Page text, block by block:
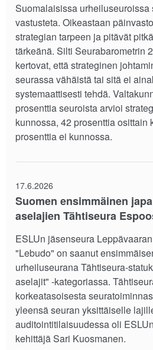
Suomalaisissa urheiluseuroissa
vastusteta. Oikeastaan
strategian tarpeen ja pitävät
tärkeänä. Silti Seurabarometrin
kertovat, että strateginen
seurassa vähäistä tai sitä ei
systemaattisesti tehdä.
prosenttia seuroista arvioi
kunnossa, 42 prosenttia osittain
prosenttia ei kunnossa.
17.6.2026
Suomen ensimmäinen
aselajien Tähtiseura
ESLUn jäsenseura
"Lebudo" on saanut
urheiluseurana Tähtiseura-
aselajit" -kategoriassa.
korkeatasoisesta
yleensä seuran yksittäiselle
auditointitilaisuudessa oli
kehittäjä Sari Kuosmanen.